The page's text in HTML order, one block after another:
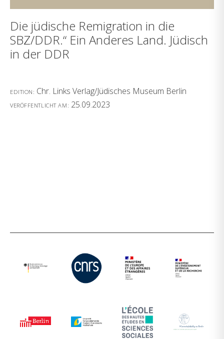
Die jüdische Remigration in die
SBZ/DDR.“ Ein Anderes Land. Jüdisch
in der DDR
EDITION: Chr. Links Verlag/Jüdisches Museum Berlin
VERÖFFENTLICHT AM: 25.09.2023